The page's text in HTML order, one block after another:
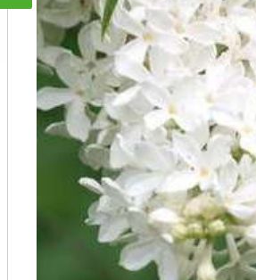
НОВИНКА Английские и Японские розы
Саженцы плодовые